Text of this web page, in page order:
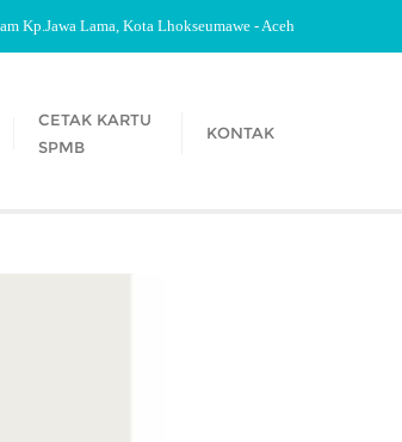
Kp.Jawa Lama, Kota Lhokseumawe - Aceh
CETAK KARTU
SPMB
KONTAK